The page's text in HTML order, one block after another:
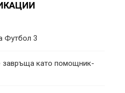
Футбол 3
завръща като помощник-